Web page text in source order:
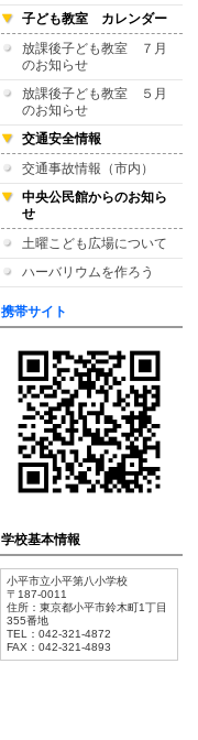
子ども教室 カレンダー
放課後子ども教室 ７月
のお知らせ
放課後子ども教室 ５月
のお知らせ
交通安全情報
交通事故情報（市内）
中央公民館からのお知ら
せ
土曜こども広場について
ハーバリウムを作ろう
携帯サイト
学校基本情報
小平市立小平第八小学校
〒187-0011
住所：東京都小平市鈴木町1丁目
355番地
TEL：042-321-4872
FAX：042-321-4893